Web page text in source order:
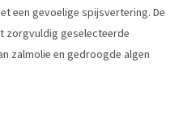
een gevoelige spijsvertering. De
zorgvuldig geselecteerde
zalmolie en gedroogde algen